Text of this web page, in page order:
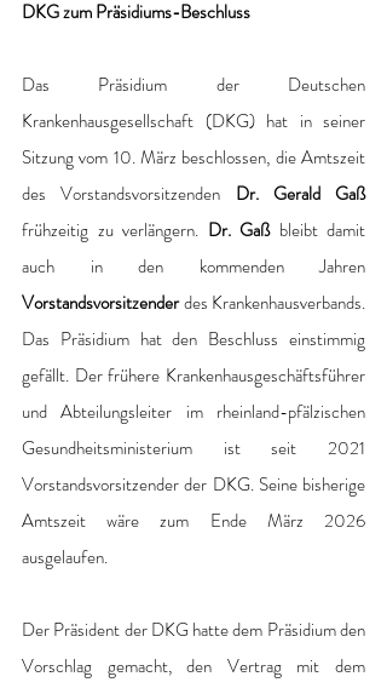
DKG zum Präsidiums-Beschluss
Das Präsidium der Deutschen
Krankenhausgesellschaft (DKG) hat in seiner
Sitzung vom 10. März beschlossen, die Amtszeit
des Vorstandsvorsitzenden Dr. Gerald Gaß
frühzeitig zu verlängern. Dr. Gaß bleibt damit
Vorstandsvorsitzender des Krankenhausverbands.
Das Präsidium hat den Beschluss einstimmig
gefällt. Der frühere Krankenhausgeschäftsführer
und Abteilungsleiter im rheinland-pfälzischen
Gesundheitsministerium ist seit 2021
Vorstandsvorsitzender der DKG. Seine bisherige
Amtszeit wäre zum Ende März 2026
ausgelaufen.
Der Präsident der DKG hatte dem Präsidium den
Vorschlag gemacht, den Vertrag mit dem